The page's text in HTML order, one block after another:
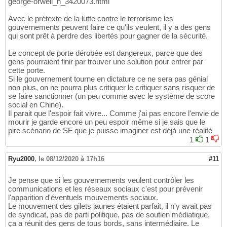
Avec le prétexte de la lutte contre le terrorisme les
gouvernements peuvent faire ce qu'ils veulent, il y a des gens
qui sont prêt à perdre des libertés pour gagner de la sécurité.
Le concept de porte dérobée est dangereux, parce que des
gens pourraient finir par trouver une solution pour entrer par
cette porte.
Si le gouvernement tourne en dictature ce ne sera pas génial
non plus, on ne pourra plus critiquer le critiquer sans risquer de
se faire sanctionner (un peu comme avec le système de score
social en Chine).
Il parait que l'espoir fait vivre... Comme j'ai pas encore l'envie de
mourir je garde encore un peu espoir même si je sais que le
pire scénario de SF que je puisse imaginer est déjà une réalité
1
1
Ryu2000, le 08/12/2020 à 17h16 #11
Je pense que si les gouvernements veulent contrôler les
communications et les réseaux sociaux c'est pour prévenir
l'apparition d'éventuels mouvements sociaux.
Le mouvement des gilets jaunes étaient parfait, il n'y avait pas
de syndicat, pas de parti politique, pas de soutien médiatique,
ça a réunit des gens de tous bords, sans intermédiaire. Le